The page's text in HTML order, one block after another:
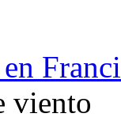
viento